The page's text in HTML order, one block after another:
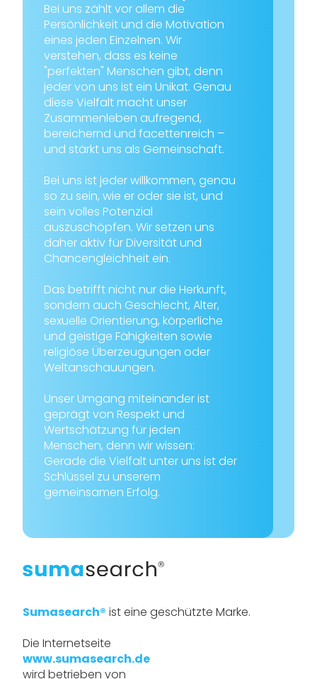
Bei uns zählt vor allem die
Persönlichkeit und die Motivation
eines jeden Einzelnen. Wir
verstehen, dass es keine
"perfekten" Menschen gibt, denn
jeder von uns ist ein Unikat. Genau
diese Vielfalt macht unser
Zusammenleben aufregend,
bereichernd und facettenreich –
und stärkt uns als Gemeinschaft.
Bei uns ist jeder willkommen, genau
so zu sein, wie er oder sie ist, und
sein volles Potenzial
auszuschöpfen. Wir setzen uns
daher aktiv für Diversität und
Chancengleichheit ein.
Das betrifft nicht nur die Herkunft,
sondern auch Geschlecht, Alter,
sexuelle Orientierung, körperliche
und geistige Fähigkeiten sowie
religiöse Überzeugungen oder
Weltanschauungen.
Unser Umgang miteinander ist
geprägt von Respekt und
Wertschätzung für jeden
Menschen, denn wir wissen:
Gerade die Vielfalt unter uns ist der
Schlüssel zu unserem
gemeinsamen Erfolg.
Sumasearch® ist eine geschützte Marke.
Die Internetseite
www.sumasearch.de
wird betrieben von